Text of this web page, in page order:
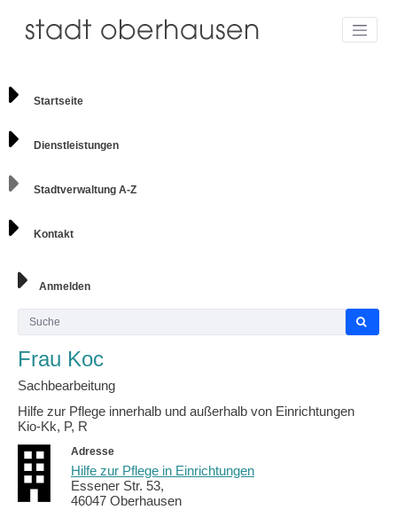
Startseite
Dienstleistungen
Stadtverwaltung A-Z
Kontakt
Anmelden
Frau Koc
Sachbearbeitung
Hilfe zur Pflege innerhalb und außerhalb von Einrichtungen
Kio-Kk, P, R
Adresse
Hilfe zur Pflege in Einrichtungen
Essener Str. 53,
46047 Oberhausen